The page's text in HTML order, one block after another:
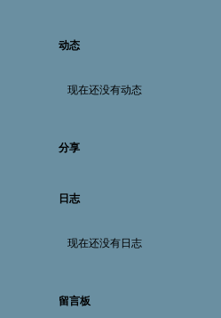
动态
现在还没有动态
分享
日志
现在还没有日志
留言板